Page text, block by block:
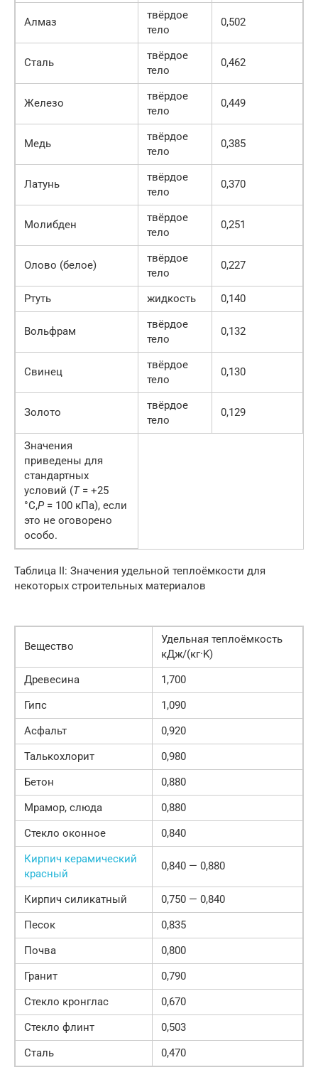
Алмаз
твёрдое
тело
0,502
Сталь
твёрдое
тело
0,462
Железо
твёрдое
тело
0,449
Медь
твёрдое
тело
0,385
Латунь
твёрдое
тело
0,370
Молибден
твёрдое
тело
0,251
Олово (белое)
твёрдое
тело
0,227
Ртуть жидкость 0,140
Вольфрам
твёрдое
тело
0,132
Свинец
твёрдое
тело
0,130
Золото
твёрдое
тело
0,129
Значения
приведены для
стандартных
условий (T= +25
°C,P= 100 кПа), если
это не оговорено
особо.
Таблица II: Значения удельной теплоёмкости для
некоторых строительных материалов
Вещество
Удельная теплоёмкость
кДж/(кг·K)
Древесина
1,700
Гипс
1,090
Асфальт
0,920
Талькохлорит
0,980
Бетон
0,880
Мрамор, слюда
0,880
Стекло оконное
0,840
Кирпич керамический
красный
0,840 — 0,880
Кирпич силикатный
0,750 — 0,840
Песок
0,835
Почва
0,800
Гранит
0,790
Стекло кронглас
0,670
Стекло флинт
0,503
Сталь
0,470